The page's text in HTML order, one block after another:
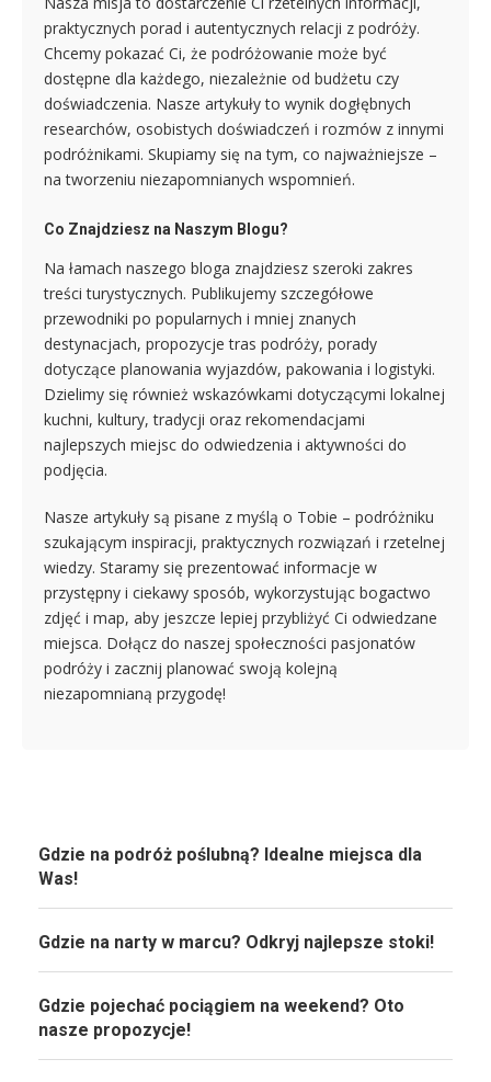
praktycznych porad i autentycznych relacji z podróży.
Chcemy pokazać Ci, że podróżowanie może być
dostępne dla każdego, niezależnie od budżetu czy
doświadczenia. Nasze artykuły to wynik dogłębnych
researchów, osobistych doświadczeń i rozmów z innymi
podróżnikami. Skupiamy się na tym, co najważniejsze –
na tworzeniu niezapomnianych wspomnień.
Co Znajdziesz na Naszym Blogu?
Na łamach naszego bloga znajdziesz szeroki zakres
treści turystycznych. Publikujemy szczegółowe
przewodniki po popularnych i mniej znanych
destynacjach, propozycje tras podróży, porady
dotyczące planowania wyjazdów, pakowania i logistyki.
Dzielimy się również wskazówkami dotyczącymi lokalnej
kuchni, kultury, tradycji oraz rekomendacjami
najlepszych miejsc do odwiedzenia i aktywności do
podjęcia.
Nasze artykuły są pisane z myślą o Tobie – podróżniku
szukającym inspiracji, praktycznych rozwiązań i rzetelnej
wiedzy. Staramy się prezentować informacje w
przystępny i ciekawy sposób, wykorzystując bogactwo
zdjęć i map, aby jeszcze lepiej przybliżyć Ci odwiedzane
miejsca. Dołącz do naszej społeczności pasjonatów
podróży i zacznij planować swoją kolejną
niezapomnianą przygodę!
Gdzie na podróż poślubną? Idealne miejsca dla
Was!
Gdzie na narty w marcu? Odkryj najlepsze stoki!
Gdzie pojechać pociągiem na weekend? Oto
nasze propozycje!